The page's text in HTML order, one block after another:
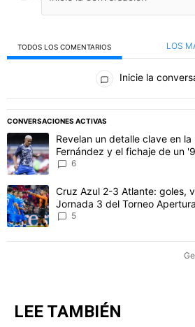
TODOS LOS COMENTARIOS LOS
Todos los comentarios
Inicie la
CONVERSACIONES ACTIVAS
Este listado muestra los artículos con
Un artículo de tendencia con el título
Revelan un detalle clave en la
Fernández y el fichaje de un
Un artículo de tendencia con el título
Cruz Azul 2-3 Atlante: goles,